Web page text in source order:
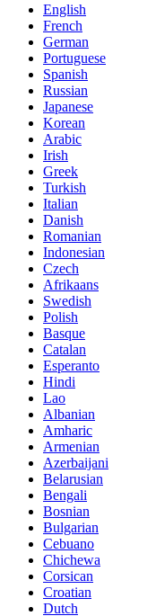
English
French
German
Portuguese
Spanish
Russian
Japanese
Korean
Arabic
Irish
Greek
Turkish
Italian
Danish
Romanian
Indonesian
Czech
Afrikaans
Swedish
Polish
Basque
Catalan
Esperanto
Hindi
Lao
Albanian
Amharic
Armenian
Azerbaijani
Belarusian
Bengali
Bosnian
Bulgarian
Cebuano
Chichewa
Corsican
Croatian
Dutch